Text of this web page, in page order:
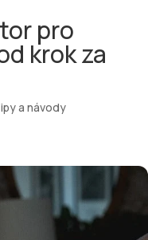
pro
krok za
a návody